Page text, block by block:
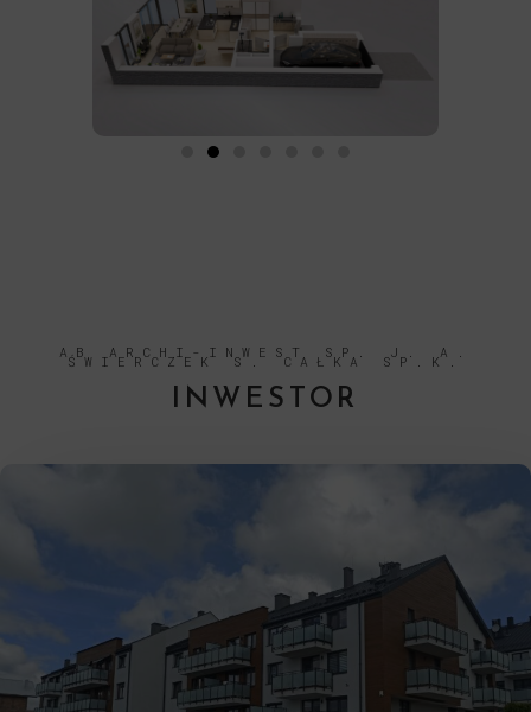
AB ARCHI-INWEST SP. J. A.
ŚWIERCZEK S. CAŁKA SP.K.
INWESTOR